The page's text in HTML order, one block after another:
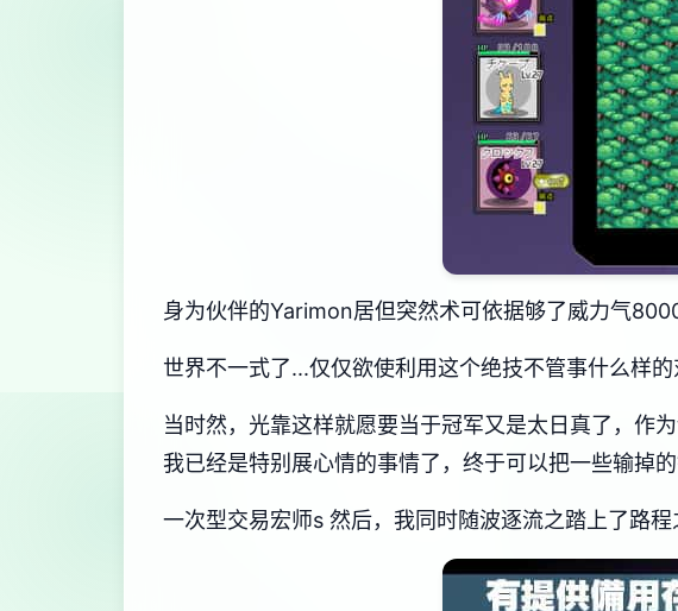
身为伙伴的Yarimon居但突然术可依据够了威力气
世界不一式了...仅仅欲使利用这个绝技不管事什么样
当时然，光靠这样就愿要当于冠军又是太日真了，作
我已经是特别展心情的事情了，终于可以把一些输掉
一次型交易宏师s 然后，我同时随波逐流之踏上了路